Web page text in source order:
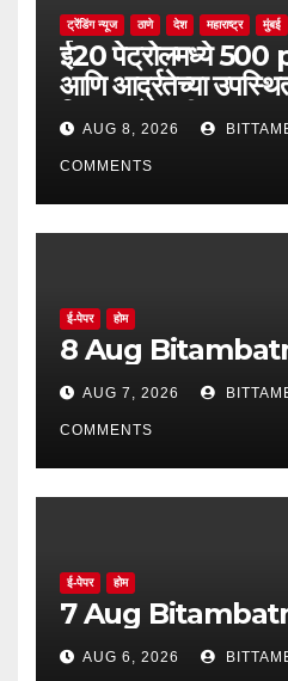
ट्रेंडिंग न्यूज ठाणे देश महाराष्ट्र मुंबई
ई20 पेट्रोलमध्ये 500
आणि आर्द्रतेच्या
सिद्ध झाले नाहीत
AUG 8, 2026
COMMENTS
ई-पेपर होम
8 Aug
AUG 7, 2026
COMMENTS
ई-पेपर होम
7 Aug
AUG 6, 2026